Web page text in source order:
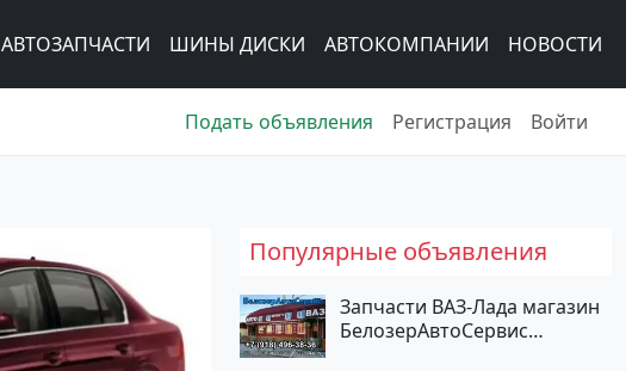
АВТОЗАПЧАСТИ ШИНЫ ДИСКИ АВТОКОМПАНИИ НОВОСТИ
Подать объявления Регистрация Войти
Популярные объявления
Запчасти ВАЗ-Лада магазин
БелозерАвтоСервис